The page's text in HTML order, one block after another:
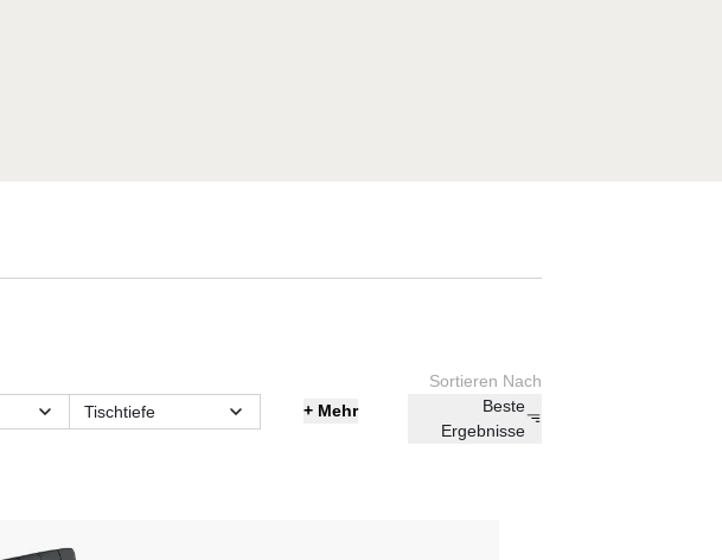
Wirkung ausgehen.
inspirieren dann aber nicht zum angenehmen und kreativen Arbeiten, sondern
vielmehr zum wunderbaren Entspannen und Genießen. Damit dies gelingt, arbeitet
man bei Knoll mit einer Vielzahl von namenhaften Designern zusammen. Unter dem
Zuhause.
Tischtiefe
+ Mehr
Sortieren Nach
Beste
Ergebnisse